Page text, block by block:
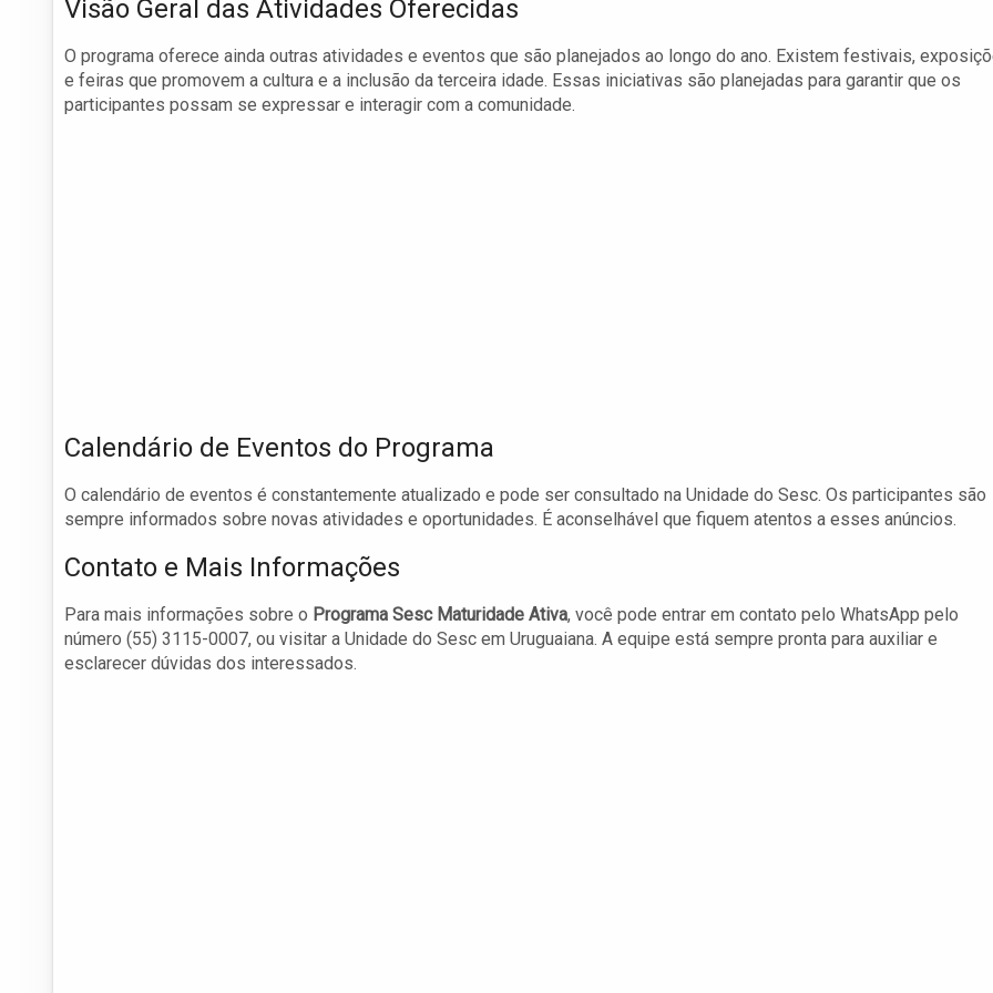
Visão Geral das Atividades Oferecidas
O programa oferece ainda outras atividades e eventos que são planejados ao longo do ano. Existem festivais,
e feiras que promovem a cultura e a inclusão da terceira idade. Essas iniciativas são planejadas para garantir que os
participantes possam se expressar e interagir com a comunidade.
Calendário de Eventos do Programa
O calendário de eventos é constantemente atualizado e pode ser consultado na Unidade do Sesc. Os participantes são
sempre informados sobre novas atividades e oportunidades. É aconselhável que fiquem atentos a esses anúncios.
Contato e Mais Informações
Para mais informações sobre o Programa Sesc Maturidade Ativa, você pode entrar em contato pelo WhatsApp pelo
número (55) 3115-0007, ou visitar a Unidade do Sesc em Uruguaiana. A equipe está sempre pronta para auxiliar e
esclarecer dúvidas dos interessados.